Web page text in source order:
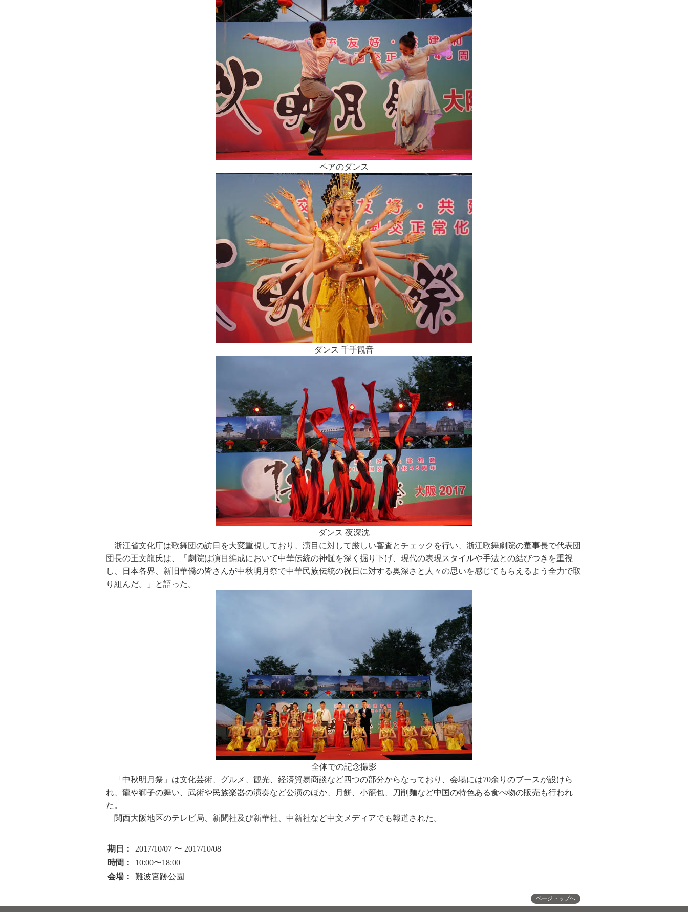
ペアのダンス
ダンス 千手観音
ダンス 夜深沈
浙江省文化庁は歌舞団の訪日を大変重視しており、演目に対して厳しい審査とチェックを行い、浙江歌舞劇院の董事長で代表団
団長の王文龍氏は、「劇院は演目編成において中華伝統の神髄を深く掘り下げ、現代の表現スタイルや手法との結びつきを重視
し、日本各界、新旧華僑の皆さんが中秋明月祭で中華民族伝統の祝日に対する奥深さと人々の思いを感じてもらえるよう全力で取
り組んだ。」と語った。
全体での記念撮影
「中秋明月祭」は文化芸術、グルメ、観光、経済貿易商談など四つの部分からなっており、会場には70余りのブースが設けら
れ、龍や獅子の舞い、武術や民族楽器の演奏など公演のほか、月餅、小籠包、刀削麺など中国の特色ある食べ物の販売も行われ
た。
関西大阪地区のテレビ局、新聞社及び新華社、中新社など中文メディアでも報道された。
期日：
2017/10/07 〜 2017/10/08
時間：
10:00〜18:00
会場：
難波宮跡公園
ページトップへ